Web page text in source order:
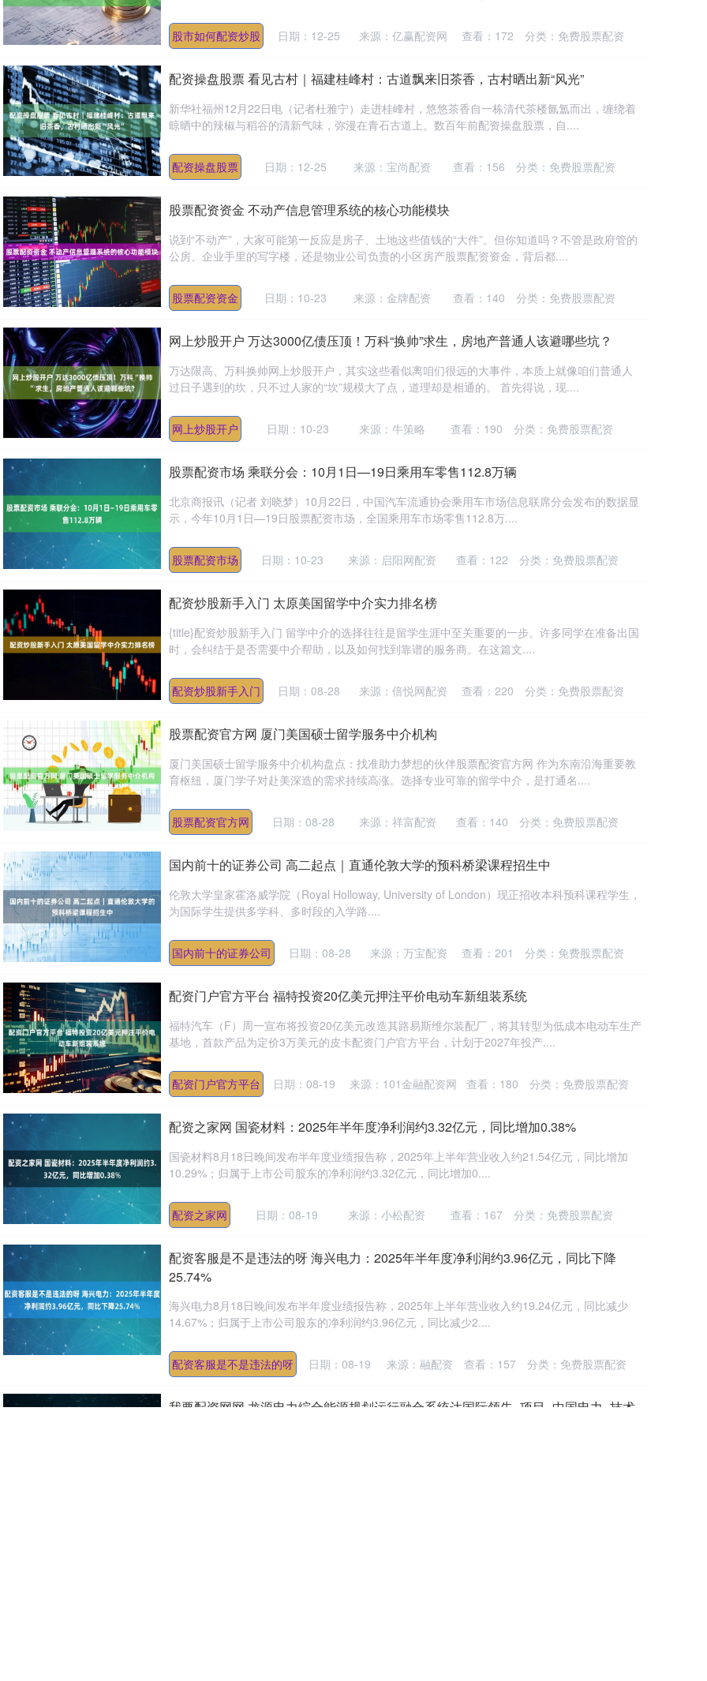
股市如何配资炒股 日期：12-25 来源：亿赢配资网 查看： 172 分类： 免费股票配资
配资操盘股票 看见古村｜福建桂峰村：古道飘来旧茶香，古村晒出新“风光”
新华社福州12月22日电（记者杜雅宁）走进桂峰村，悠悠茶香自一栋清代茶楼氤氲而出，缠绕着
晾晒中的辣椒与稻谷的清新气味，弥漫在青石古道上。数百年前配资操盘股票，自....
配资操盘股票 日期：12-25 来源：宝尚配资 查看： 156 分类： 免费股票配资
股票配资资金 不动产信息管理系统的核心功能模块
说到“不动产”，大家可能第一反应是房子、土地这些值钱的“大件”。但你知道吗？不管是政府管的
公房、企业手里的写字楼，还是物业公司负责的小区房产股票配资资金，背后都....
股票配资资金 日期：10-23 来源：金牌配资 查看： 140 分类： 免费股票配资
网上炒股开户 万达3000亿债压顶！万科“换帅”求生，房地产普通人该避哪些坑？
万达限高、万科换帅网上炒股开户，其实这些看似离咱们很远的大事件，本质上就像咱们普通人
过日子遇到的坎，只不过人家的“坎”规模大了点，道理却是相通的。 首先得说，现....
网上炒股开户 日期：10-23 来源：牛策略 查看： 190 分类： 免费股票配资
股票配资市场 乘联分会：10月1日—19日乘用车零售112.8万辆
北京商报讯（记者 刘晓梦）10月22日，中国汽车流通协会乘用车市场信息联席分会发布的数据显
示，今年10月1日—19日股票配资市场，全国乘用车市场零售112.8万....
股票配资市场 日期：10-23 来源：启阳网配资 查看： 122 分类： 免费股票配资
配资炒股新手入门 太原美国留学中介实力排名榜
{title}配资炒股新手入门 留学中介的选择往往是留学生涯中至关重要的一步。许多同学在准备出国
时，会纠结于是否需要中介帮助，以及如何找到靠谱的服务商。在这篇文....
配资炒股新手入门 日期：08-28 来源：倍悦网配资 查看： 220 分类： 免费股票配资
股票配资官方网 厦门美国硕士留学服务中介机构
厦门美国硕士留学服务中介机构盘点：找准助力梦想的伙伴股票配资官方网 作为东南沿海重要教
育枢纽，厦门学子对赴美深造的需求持续高涨。选择专业可靠的留学中介，是打通名....
股票配资官方网 日期：08-28 来源：祥富配资 查看： 140 分类： 免费股票配资
国内前十的证券公司 高二起点｜直通伦敦大学的预科桥梁课程招生中
伦敦大学皇家霍洛威学院（Royal Holloway, University of London）现正招收本科预科课程学生，
为国际学生提供多学科、多时段的入学路....
国内前十的证券公司 日期：08-28 来源：万宝配资 查看： 201 分类： 免费股票配资
配资门户官方平台 福特投资20亿美元押注平价电动车新组装系统
福特汽车（F）周一宣布将投资20亿美元改造其路易斯维尔装配厂，将其转型为低成本电动车生产
基地，首款产品为定价3万美元的皮卡配资门户官方平台，计划于2027年投产....
配资门户官方平台 日期：08-19 来源：101金融配资网 查看： 180 分类： 免费股票配资
配资之家网 国瓷材料：2025年半年度净利润约3.32亿元，同比增加0.38%
国瓷材料8月18日晚间发布半年度业绩报告称，2025年上半年营业收入约21.54亿元，同比增加
10.29%；归属于上市公司股东的净利润约3.32亿元，同比增加0....
配资之家网 日期：08-19 来源：小松配资 查看： 167 分类： 免费股票配资
配资客服是不是违法的呀 海兴电力：2025年半年度净利润约3.96亿元，同比下降
25.74%
海兴电力8月18日晚间发布半年度业绩报告称，2025年上半年营业收入约19.24亿元，同比减少
14.67%；归属于上市公司股东的净利润约3.96亿元，同比减少2....
配资客服是不是违法的呀 日期：08-19 来源：融配资 查看： 157 分类： 免费股票配资
我要配资网网 龙源电力综合能源规划运行融合系统达国际领先_项目_中国电力_技术